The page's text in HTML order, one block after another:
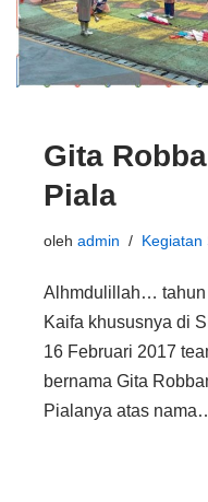
Gita
Piala
oleh admin Kegiatan
Alhmdulillah… tahun
Kaifa khususnya di
16 Februari 2017
bernama Gita
Pialanya atas